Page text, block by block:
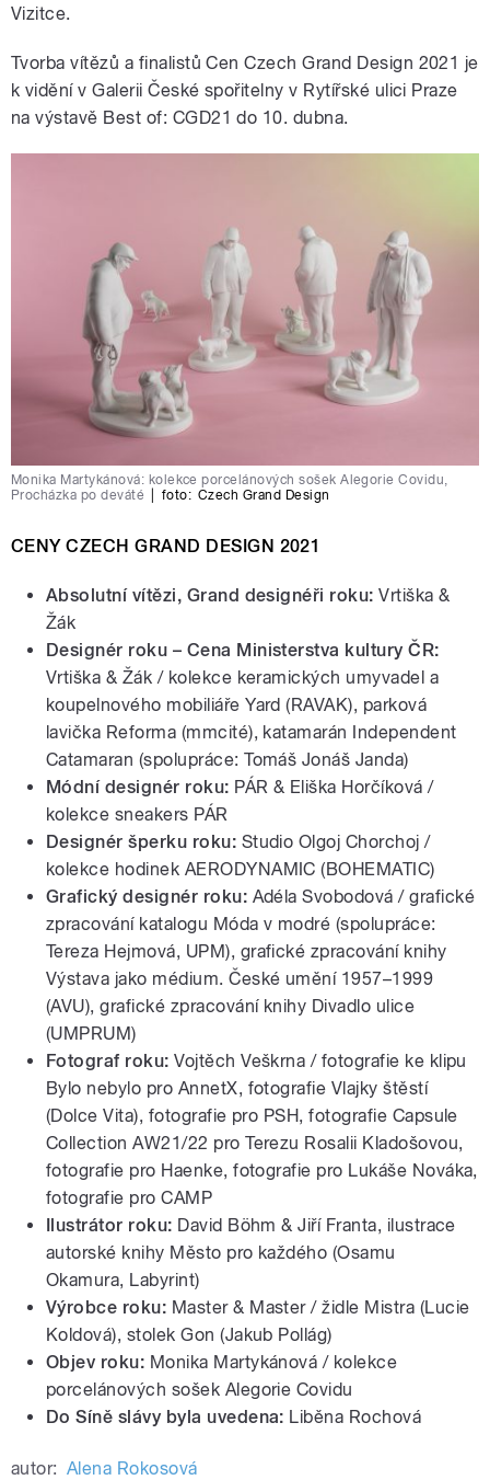
Vizitce.
Tvorba vítězů a finalistů Cen Czech Grand Design 2021 je
k vidění v Galerii České spořitelny v Rytířské ulici Praze
na výstavě Best of: CGD21 do 10. dubna.
Monika Martykánová: kolekce porcelánových sošek Alegorie Covidu,
Procházka po deváté
foto: Czech Grand Design
CENY CZECH GRAND DESIGN 2021
Absolutní vítězi, Grand designéři roku:Vrtiška &
Žák
Designér roku – Cena Ministerstva kultury ČR:
Vrtiška & Žák / kolekce keramických umyvadel a
koupelnového mobiliáře Yard (RAVAK), parková
lavička Reforma (mmcité), katamarán Independent
Catamaran (spolupráce: Tomáš Jonáš Janda)
Módní designér roku: PÁR & Eliška Horčíková /
kolekce sneakers PÁR
Designér šperku roku: Studio Olgoj Chorchoj /
kolekce hodinek AERODYNAMIC (BOHEMATIC)
Grafický designér roku: Adéla Svobodová / grafické
zpracování katalogu Móda v modré (spolupráce:
Tereza Hejmová, UPM), grafické zpracování knihy
Výstava jako médium. České umění 1957–1999
(AVU), grafické zpracování knihy Divadlo ulice
(UMPRUM)
Fotograf roku:Vojtěch Veškrna / fotografie ke klipu
Bylo nebylo pro AnnetX, fotografie Vlajky štěstí
(Dolce Vita), fotografie pro PSH, fotografie Capsule
Collection AW21/22 pro Terezu Rosalii Kladošovou,
fotografie pro Haenke, fotografie pro Lukáše Nováka,
fotografie pro CAMP
Ilustrátor roku: David Böhm & Jiří Franta, ilustrace
autorské knihy Město pro každého (Osamu
Okamura, Labyrint)
Výrobce roku: Master & Master / židle Mistra (Lucie
Koldová), stolek Gon (Jakub Pollág)
Objev roku: Monika Martykánová / kolekce
porcelánových sošek Alegorie Covidu
Do Síně slávy byla uvedena: Liběna Rochová
autor: Alena Rokosová